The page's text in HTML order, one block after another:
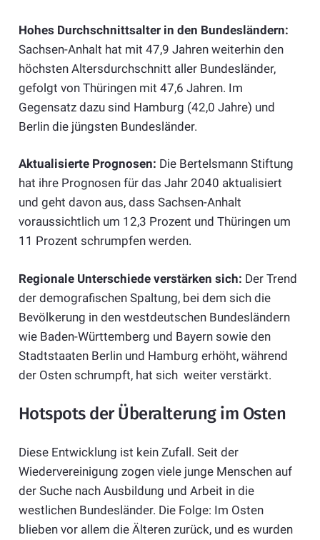
Hohes Durchschnittsalter in den Bundesländern:
Sachsen-Anhalt hat mit 47,9 Jahren weiterhin den
höchsten Altersdurchschnitt aller Bundesländer,
gefolgt von Thüringen mit 47,6 Jahren. Im
Gegensatz dazu sind Hamburg (42,0 Jahre) und
Berlin die jüngsten Bundesländer.
Aktualisierte Prognosen: Die Bertelsmann Stiftung
hat ihre Prognosen für das Jahr 2040 aktualisiert
und geht davon aus, dass Sachsen-Anhalt
voraussichtlich um 12,3 Prozent und Thüringen um
11 Prozent schrumpfen werden.
Regionale Unterschiede verstärken sich: Der Trend
der demografischen Spaltung, bei dem sich die
Bevölkerung in den westdeutschen Bundesländern
wie Baden-Württemberg und Bayern sowie den
Stadtstaaten Berlin und Hamburg erhöht, während
der Osten schrumpft, hat sich weiter verstärkt.
Hotspots der Überalterung im Osten
Diese Entwicklung ist kein Zufall. Seit der
Wiedervereinigung zogen viele junge Menschen auf
der Suche nach Ausbildung und Arbeit in die
westlichen Bundesländer. Die Folge: Im Osten
blieben vor allem die Älteren zurück, und es wurden